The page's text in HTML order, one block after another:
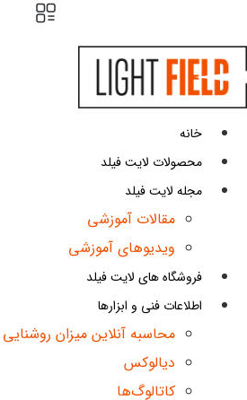
به
محتوا
خانه
محصولات لایت فیلد
مجله لایت فیلد
مقالات آموزشی
ویدیوهای آموزشی
فروشگاه های لایت فیلد
اطلاعات فنی و ابزارها
محاسبه آنلاین میزان
دیالوکس
کاتالوگ‌ها